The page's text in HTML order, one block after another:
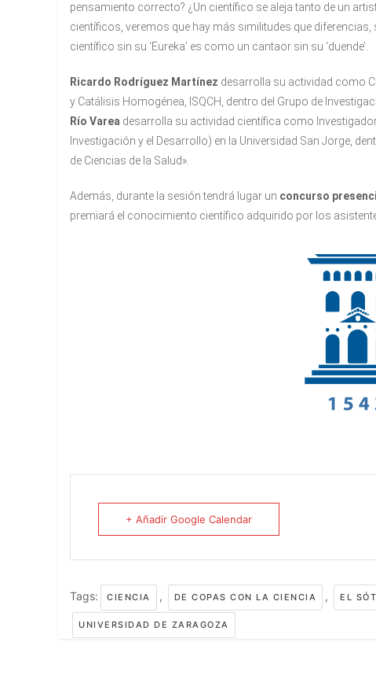
pensamiento correcto? ¿Un científico se aleja tanto de un
científicos, veremos que hay más similitudes que
científico sin su ‘Eureka’ es como un cantaor sin su ‘duende’.
Ricardo Rodríguez Martínez desarrolla su actividad como
y Catálisis Homogénea, ISQCH, dentro del Grupo de
Río Varea desarrolla su actividad científica como
Investigación y el Desarrollo) en la Universidad San Jorge,
de Ciencias de la Salud».
Además, durante la sesión tendrá lugar un concurso
premiará el conocimiento científico adquirido por los
+ Añadir Google Calendar
Tags: CIENCIA , DE COPAS CON LA CIENCIA , EL
UNIVERSIDAD DE ZARAGOZA